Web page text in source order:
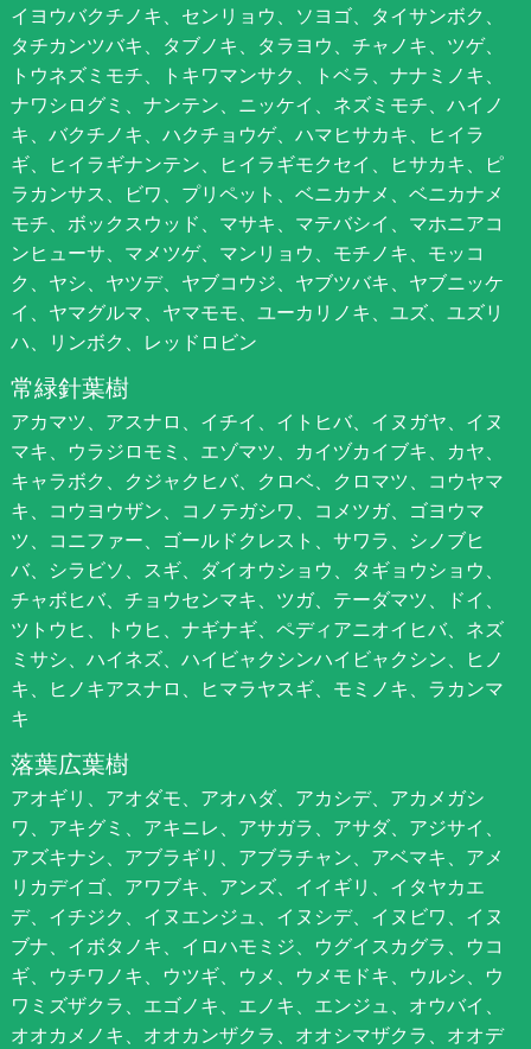
イヨウバクチノキ、センリョウ、ソヨゴ、タイサンボク、
タチカンツバキ、タブノキ、タラヨウ、チャノキ、ツゲ、
トウネズミモチ、トキワマンサク、トベラ、ナナミノキ、
ナワシログミ、ナンテン、ニッケイ、ネズミモチ、ハイノ
キ、バクチノキ、ハクチョウゲ、ハマヒサカキ、ヒイラ
ギ、ヒイラギナンテン、ヒイラギモクセイ、ヒサカキ、ピ
ラカンサス、ビワ、プリペット、ベニカナメ、ベニカナメ
モチ、ボックスウッド、マサキ、マテバシイ、マホニアコ
ンヒューサ、マメツゲ、マンリョウ、モチノキ、モッコ
ク、ヤシ、ヤツデ、ヤブコウジ、ヤブツバキ、ヤブニッケ
イ、ヤマグルマ、ヤマモモ、ユーカリノキ、ユズ、ユズリ
ハ、リンボク、レッドロビン
常緑針葉樹
アカマツ、アスナロ、イチイ、イトヒバ、イヌガヤ、イヌ
マキ、ウラジロモミ、エゾマツ、カイヅカイブキ、カヤ、
キャラボク、クジャクヒバ、クロベ、クロマツ、コウヤマ
キ、コウヨウザン、コノテガシワ、コメツガ、ゴヨウマ
ツ、コニファー、ゴールドクレスト、サワラ、シノブヒ
バ、シラビソ、スギ、ダイオウショウ、タギョウショウ、
チャボヒバ、チョウセンマキ、ツガ、テーダマツ、ドイ、
ツトウヒ、トウヒ、ナギナギ、ペディアニオイヒバ、ネズ
ミサシ、ハイネズ、ハイビャクシンハイビャクシン、ヒノ
キ、ヒノキアスナロ、ヒマラヤスギ、モミノキ、ラカンマ
キ
落葉広葉樹
アオギリ、アオダモ、アオハダ、アカシデ、アカメガシ
ワ、アキグミ、アキニレ、アサガラ、アサダ、アジサイ、
アズキナシ、アブラギリ、アブラチャン、アベマキ、アメ
リカデイゴ、アワブキ、アンズ、イイギリ、イタヤカエ
デ、イチジク、イヌエンジュ、イヌシデ、イヌビワ、イヌ
ブナ、イボタノキ、イロハモミジ、ウグイスカグラ、ウコ
ギ、ウチワノキ、ウツギ、ウメ、ウメモドキ、ウルシ、ウ
ワミズザクラ、エゴノキ、エノキ、エンジュ、オウバイ、
オオカメノキ、オオカンザクラ、オオシマザクラ、オオデ